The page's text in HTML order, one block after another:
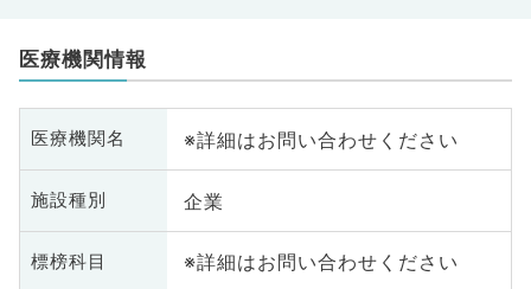
医療機関情報
医療機関名 ※詳細はお問い合わせください
施設種別 企業
標榜科目 ※詳細はお問い合わせください